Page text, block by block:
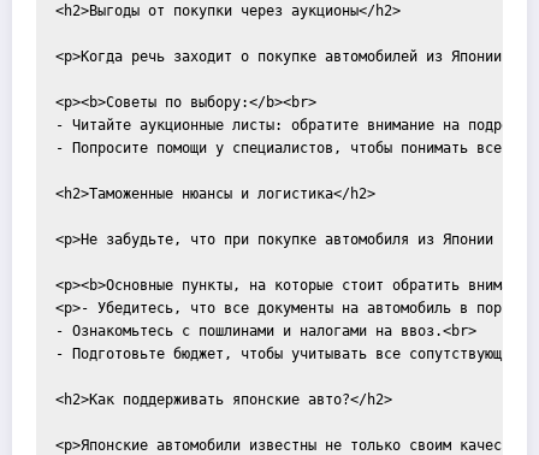
<h2>Выгоды от покупки через аукционы</h2>
<p>Когда речь заходит о покупке автомобилей из Японии,
<p><b>Советы по выбору:</b><br>
- Читайте аукционные листы: обратите внимание на
- Попросите помощи у специалистов, чтобы понимать все
<h2>Таможенные нюансы и логистика</h2>
<p>Не забудьте, что при покупке автомобиля из Японии вам
<p><b>Основные пункты, на которые стоит обратить
<p>- Убедитесь, что все документы на автомобиль в
- Ознакомьтесь с пошлинами и налогами на ввоз.<br>
- Подготовьте бюджет, чтобы учитывать все сопутствующие
<h2>Как поддерживать японские авто?</h2>
<p>Японские автомобили известны не только своим